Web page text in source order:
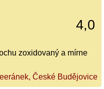
4,0
zoxidovaný a mírne
České Budějovice